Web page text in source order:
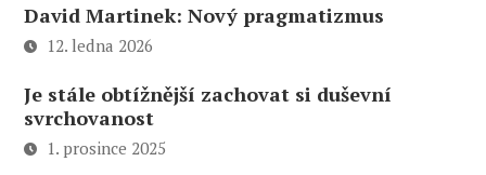
David Martinek: Nový pragmatizmus
12. ledna 2026
Je stále obtížnější zachovat si duševní
svrchovanost
1. prosince 2025